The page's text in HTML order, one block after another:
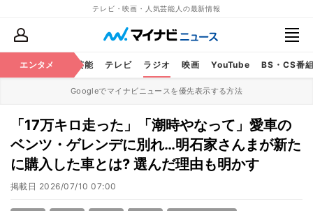
テレビ・映画・人気芸能人の最新情報
エンタメ 芸能 テレビ ラジオ 映画 YouTube BS・CS番
Googleでマイナビニュースを優先表示する方法
「17万キロ走った」「潮時やなって」愛車の
ベンツ・ゲレンデに別れ…明石家さんまが新た
に購入した車とは? 選んだ理由も明かす
掲載日 2026/07/10 07:00